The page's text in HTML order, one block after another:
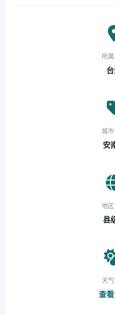
所
城
安
地
县
天
查